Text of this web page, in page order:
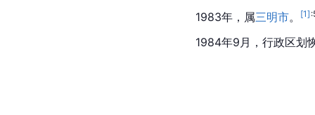
1983年，属三明市。 [1]
1984年9月， 行政区划